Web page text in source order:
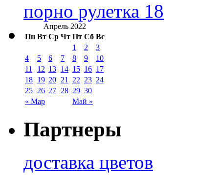
порно рулетка 18
Апрель 2022
Пн Вт Ср Чт Пт Сб Вс
« Мар Май »
1 2
3
4
5 6 7 8 9
10
11
12 13 14 15 16 17
18 19 20 21 22 23 24
25 26 27 28 29 30
Партнеры
доставка цветов